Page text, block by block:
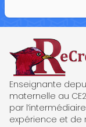
ReCreatisse
Enseignante
maternelle au
par
expérience et de